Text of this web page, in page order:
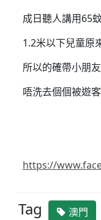
成日聽人講用65
1.2米以下兒童原
所以的確帶小朋
唔洗去個個被遊
https://
Tag 澳門